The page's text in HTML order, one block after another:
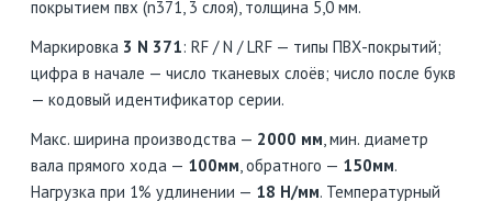
покрытием пвх (n371, 3 слоя), толщина 5,0 мм.
Маркировка 3 N 371: RF / N / LRF — типы ПВХ-покрытий;
цифра в начале — число тканевых слоёв; число после букв
— кодовый идентификатор серии.
Макс. ширина производства — 2000 мм, мин. диаметр
вала прямого хода — 100мм, обратного — 150мм.
Нагрузка при 1% удлинении — 18 Н/мм. Температурный